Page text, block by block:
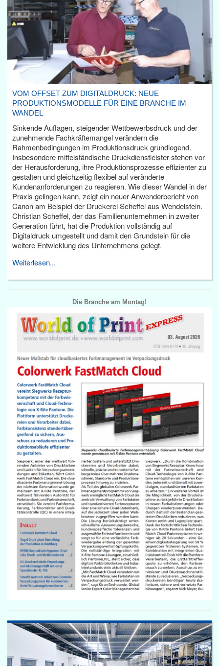
VOM OFFSET ZUM DIGITALDRUCK: NEUE
PRODUKTIONSMODELLE FÜR EINE BRANCHE IM
WANDEL
Sinkende Auflagen, steigender Wettbewerbsdruck und der
zunehmende Fachkräftemangel verändern die
Rahmenbedingungen im Produktionsdruck grundlegend.
Insbesondere mittelständische Druckdienstleister stehen vor
der Herausforderung, ihre Produktionsprozesse effizienter zu
gestalten und gleichzeitig flexibel auf veränderte
Kundenanforderungen zu reagieren. Wie dieser Wandel in der
Praxis gelingen kann, zeigt ein neuer Anwenderbericht von
Canon am Beispiel der Druckerei Scheffel aus Wendelstein.
Christian Scheffel, der das Familienunternehmen in zweiter
Generation führt, hat die Produktion vollständig auf
Digitaldruck umgestellt und damit den Grundstein für die
weitere Entwicklung des Unternehmens gelegt.
Weiterlesen...
Die Branche am Montag!